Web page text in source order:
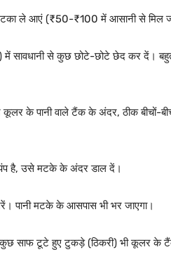
ले आएं (₹50-₹100 में आसानी से मिल
में सावधानी से कुछ छोटे-छोटे छेद कर दें।
के पानी वाले टैंक के अंदर, ठीक बीचों-
पंप है, उसे मटके के अंदर डाल दें।
पानी मटके के आसपास भी भर जाएगा।
साफ टूटे हुए टुकड़े (ठिकरी) भी कूलर के